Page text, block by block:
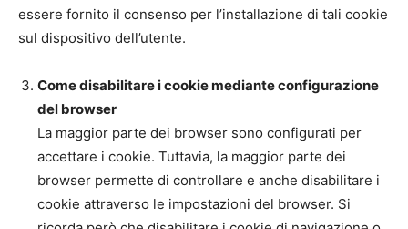
essere fornito il consenso per l’installazione di tali cookie
sul dispositivo dell’utente.
Come disabilitare i cookie mediante configurazione
del browser
La maggior parte dei browser sono configurati per
accettare i cookie. Tuttavia, la maggior parte dei
browser permette di controllare e anche disabilitare i
cookie attraverso le impostazioni del browser. Si